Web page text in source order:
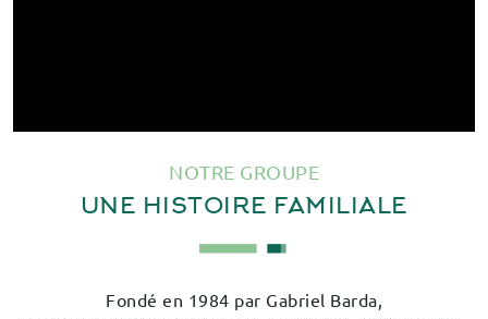
NOTRE GROUPE
UNE HISTOIRE FAMILIALE
Fondé en 1984 par Gabriel Barda,